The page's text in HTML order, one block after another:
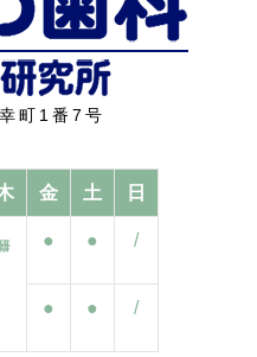
町1番7号
金 土 日
● ● /
● ● /